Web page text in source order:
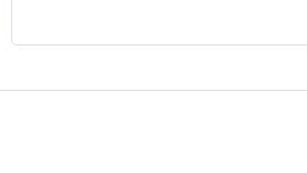
Beden : OneSize
YERLİ ÜRETİM